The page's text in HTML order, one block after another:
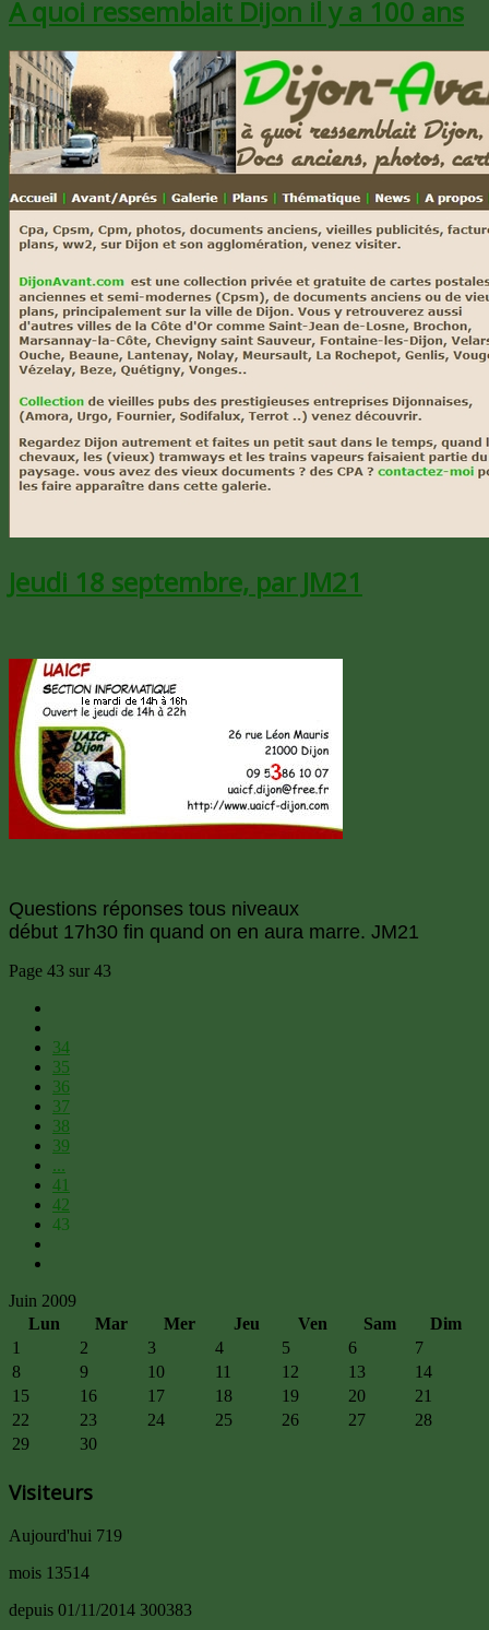
A quoi ressemblait Dijon il y a 100 ans
Jeudi 18 septembre, par JM21
Questions réponses tous niveaux
début 17h30 fin quand on en aura marre. JM21
Page 43 sur 43
34
35
36
37
38
39
...
41
42
43
Juin 2009
Lun
Mar Mer Jeu Ven Sam
Dim
1
2 3 4 5 6
7
8
9 10 11 12 13
14
15
16 17 18 19 20
21
22
23 24 25 26 27
28
29
30
Visiteurs
Aujourd'hui 719
mois 13514
depuis 01/11/2014 300383